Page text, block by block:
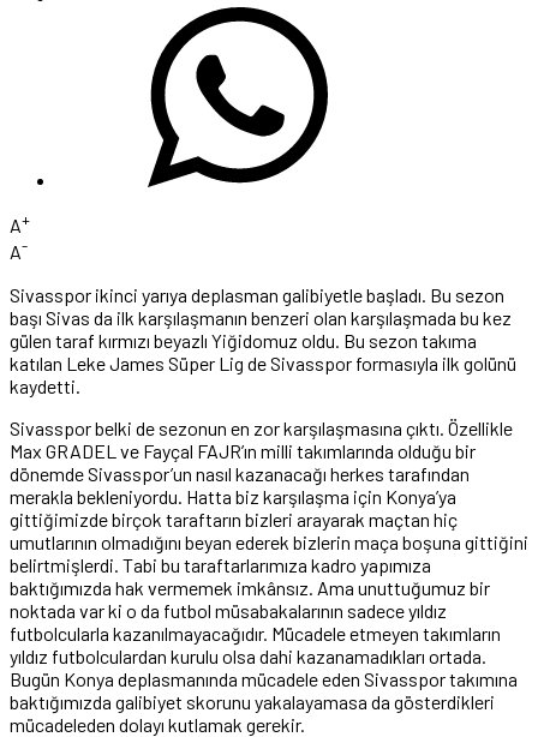
A+
A-
Sivasspor ikinci yarıya deplasman galibiyetle başladı. Bu sezon
başı Sivas da ilk karşılaşmanın benzeri olan karşılaşmada bu kez
gülen taraf kırmızı beyazlı Yiğidomuz oldu. Bu sezon takıma
katılan Leke James Süper Lig de Sivasspor formasıyla ilk golünü
kaydetti.
Sivasspor belki de sezonun en zor karşılaşmasına çıktı. Özellikle
Max GRADEL ve Fayçal FAJR’ın milli takımlarında olduğu bir
dönemde Sivasspor’un nasıl kazanacağı herkes tarafından
merakla bekleniyordu. Hatta biz karşılaşma için Konya’ya
gittiğimizde birçok taraftarın bizleri arayarak maçtan hiç
umutlarının olmadığını beyan ederek bizlerin maça boşuna gittiğini
belirtmişlerdi. Tabi bu taraftarlarımıza kadro yapımıza
baktığımızda hak vermemek imkânsız. Ama unuttuğumuz bir
noktada var ki o da futbol müsabakalarının sadece yıldız
futbolcularla kazanılmayacağıdır. Mücadele etmeyen takımların
yıldız futbolculardan kurulu olsa dahi kazanamadıkları ortada.
Bugün Konya deplasmanında mücadele eden Sivasspor takımına
baktığımızda galibiyet skorunu yakalayamasa da gösterdikleri
mücadeleden dolayı kutlamak gerekir.